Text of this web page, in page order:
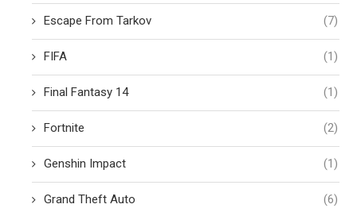
Escape From Tarkov (7)
FIFA (1)
Final Fantasy 14 (1)
Fortnite (2)
Genshin Impact (1)
Grand Theft Auto (6)